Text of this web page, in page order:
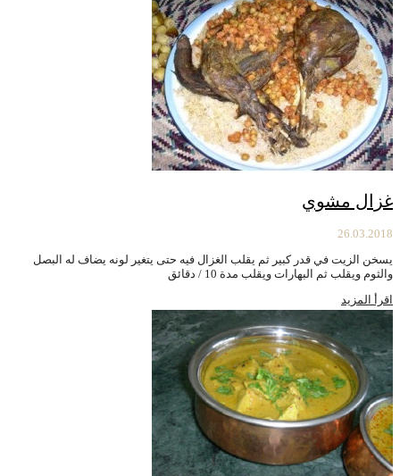
غزال مشوي
26.03.2018
يسخن الزيت في قدر كبير ثم يقلب الغزال فيه حتى يتغير لونه يضاف له البصل
والثوم ويقلب ثم البهارات ويقلب مدة 10 / دقائق
اقرأ المزيد